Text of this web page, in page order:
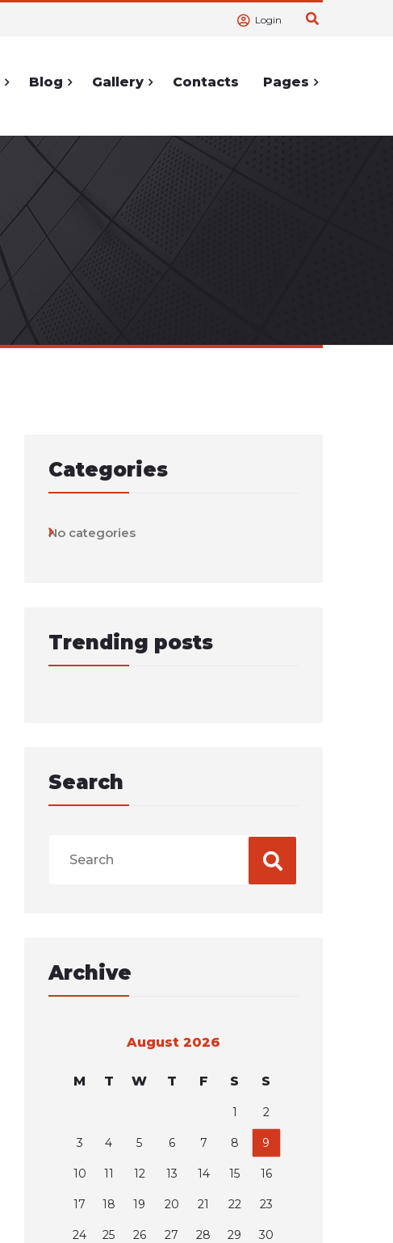
Login
Blog Gallery Contacts Pages
Shortcodes
Accordions
Alerts
Service Pages
Construction
Categories
No categories
Trending posts
Search
Archive
August 2026
M T W T F S S
1 2
3 4 5 6 7 8 9
10 11 12 13 14 15 16
17 18 19 20 21 22 23
24 25 26 27 28 29 30